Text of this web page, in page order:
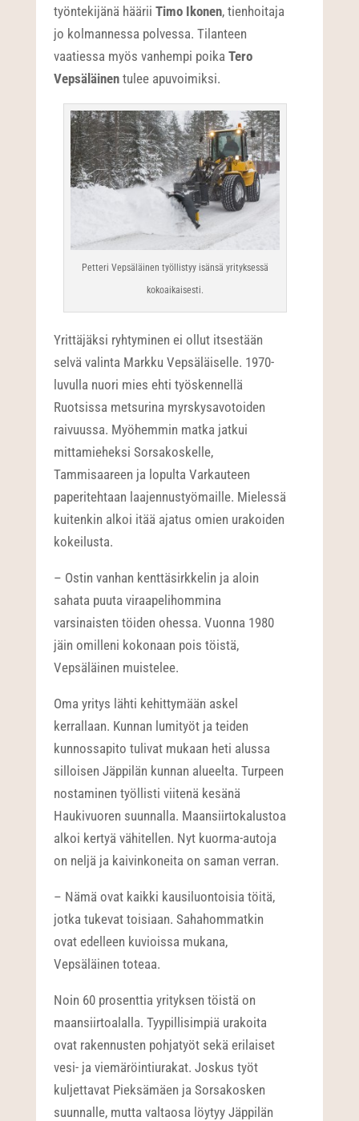
työntekijänä hääriiTimo Ikonen, tienhoitaja
jo kolmannessa polvessa. Tilanteen
vaatiessa myös vanhempi poikaTero
Vepsäläinen tulee apuvoimiksi.
Petteri Vepsäläinen työllistyy isänsä yrityksessä
kokoaikaisesti.
Yrittäjäksi ryhtyminen ei ollut itsestään
selvä valinta Markku Vepsäläiselle. 1970-
luvulla nuori mies ehti työskennellä
Ruotsissa metsurina myrskysavotoiden
raivuussa. Myöhemmin matka jatkui
mittamieheksi Sorsakoskelle,
Tammisaareen ja lopulta Varkauteen
paperitehtaan laajennustyömaille. Mielessä
kuitenkin alkoi itää ajatus omien urakoiden
kokeilusta.
– Ostin vanhan kenttäsirkkelin ja aloin
sahata puuta viraapelihommina
varsinaisten töiden ohessa. Vuonna 1980
jäin omilleni kokonaan pois töistä,
Vepsäläinen muistelee.
Oma yritys lähti kehittymään askel
kerrallaan. Kunnan lumityöt ja teiden
kunnossapito tulivat mukaan heti alussa
silloisen Jäppilän kunnan alueelta. Turpeen
nostaminen työllisti viitenä kesänä
Haukivuoren suunnalla. Maansiirtokalustoa
alkoi kertyä vähitellen. Nyt kuorma-autoja
on neljä ja kaivinkoneita on saman verran.
– Nämä ovat kaikki kausiluontoisia töitä,
jotka tukevat toisiaan. Sahahommatkin
ovat edelleen kuvioissa mukana,
Vepsäläinen toteaa.
Noin 60 prosenttia yrityksen töistä on
maansiirtoalalla. Tyypillisimpiä urakoita
ovat rakennusten pohjatyöt sekä erilaiset
vesi- ja viemäröintiurakat. Joskus työt
kuljettavat Pieksämäen ja Sorsakosken
suunnalle, mutta valtaosa löytyy Jäppilän